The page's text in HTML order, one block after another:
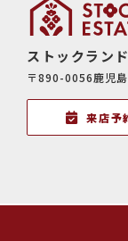
ストックラン
〒890-0056鹿児
来店予